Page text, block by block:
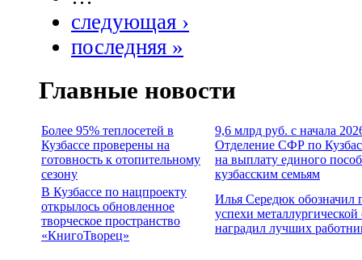
следующая ›
последняя »
Главные новости
Более 95% теплосетей в
Кузбассе проверены на
готовность к отопительному
сезону
9,6 млрд руб. с начала
Отделение СФР по
на выплату единого
кузбасским семьям
В Кузбассе по нацпроекту
открылось обновленное
творческое пространство
«КнигоТворец»
Илья Середюк обозначил
успехи металлургической
наградил лучших